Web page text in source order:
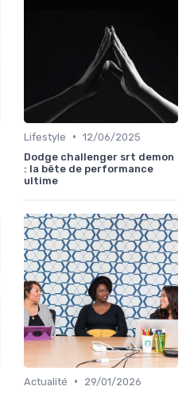
Lifestyle • 12/06/2025
Dodge challenger srt demon
: la bête de performance
ultime
Actualité •
29/01/2026